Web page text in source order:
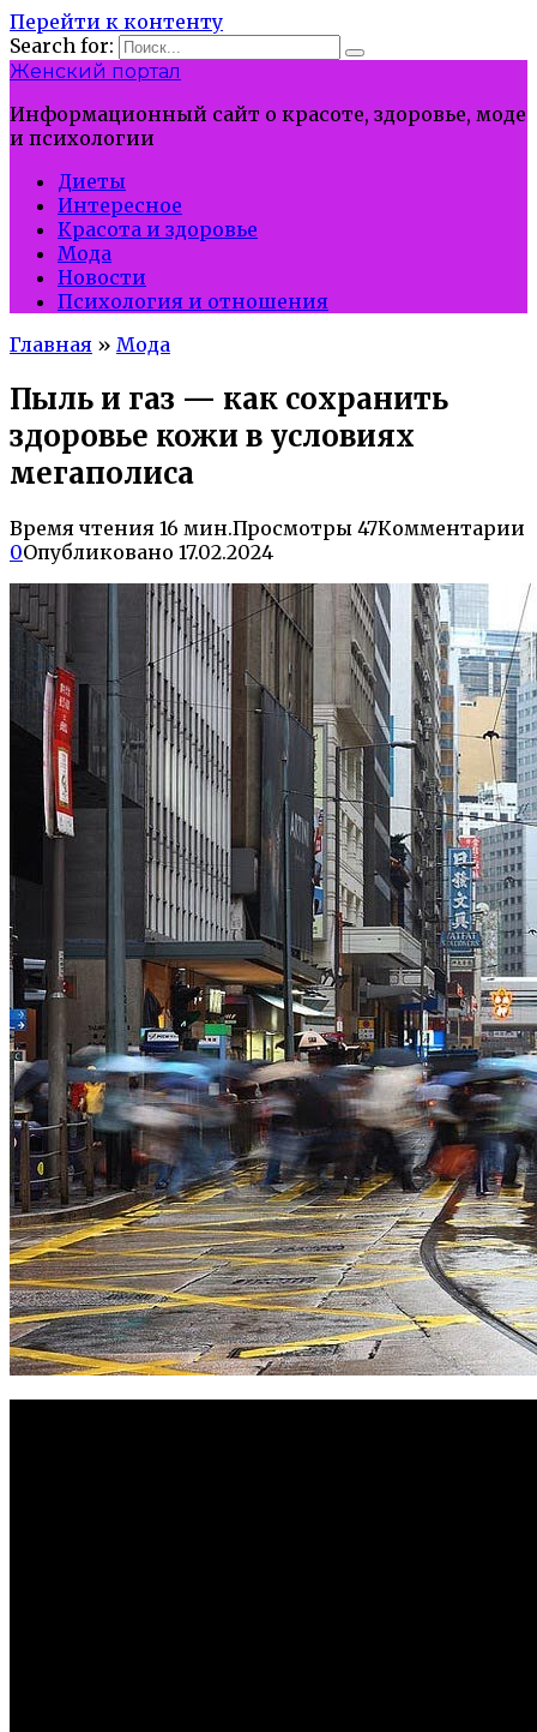
Перейти к контенту
Search for:
Женский портал
Информационный сайт о красоте, здоровье, моде
и психологии
Диеты
Интересное
Красота и здоровье
Мода
Новости
Психология и отношения
Главная » Мода
Пыль и газ — как сохранить
здоровье кожи в условиях
мегаполиса
Время чтения 16 мин.Просмотры 47Комментарии
0Опубликовано 17.02.2024